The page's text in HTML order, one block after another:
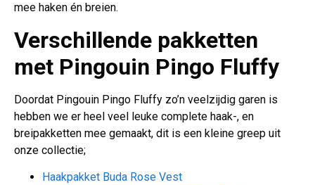
mee haken én breien.
Verschillende pakketten
met Pingouin Pingo Fluffy
Doordat Pingouin Pingo Fluffy zo’n veelzijdig garen is
hebben we er heel veel leuke complete haak-, en
breipakketten mee gemaakt, dit is een kleine greep uit
onze collectie;
Haakpakket Buda Rose Vest